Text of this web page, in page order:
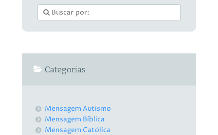
Categorias
Mensagem Autismo
Mensagem Bíblica
Mensagem Católica